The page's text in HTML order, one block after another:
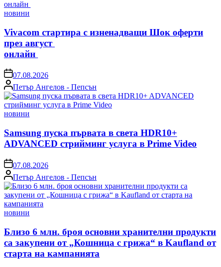
Posted
новини
Vivacom стартира с изненадващи Шок оферти
през август
онлайн
on07.08.2026
Posted
by
Петър Ангелов - Пепсън
Posted
новини
Samsung пуска първата в света HDR10+
ADVANCED стрийминг услуга в Prime Video
on07.08.2026
Posted
by
Петър Ангелов - Пепсън
Posted
новини
Близо 6 млн. броя основни хранителни продукти
са закупени от „Кошница с грижа“ в Kaufland от
старта на кампанията